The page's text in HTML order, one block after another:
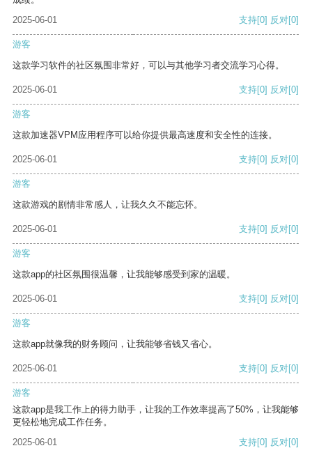
2025-06-01
支持[0] 反对[0]
游客
这款学习软件的社区氛围非常好，可以与其他学习者交流学习心得。
2025-06-01 支持[0] 反对[0]
游客
这款加速器VPM应用程序可以给你提供最高速度和安全性的连接。
2025-06-01 支持[0] 反对[0]
游客
这款游戏的剧情非常感人，让我久久不能忘怀。
2025-06-01 支持[0] 反对[0]
游客
这款app的社区氛围很温馨，让我能够感受到家的温暖。
2025-06-01 支持[0] 反对[0]
游客
这款app就像我的财务顾问，让我能够省钱又省心。
2025-06-01 支持[0] 反对[0]
游客
这款app是我工作上的得力助手，让我的工作效率提高了50%，让我能够
更轻松地完成工作任务。
2025-06-01
支持[0] 反对[0]